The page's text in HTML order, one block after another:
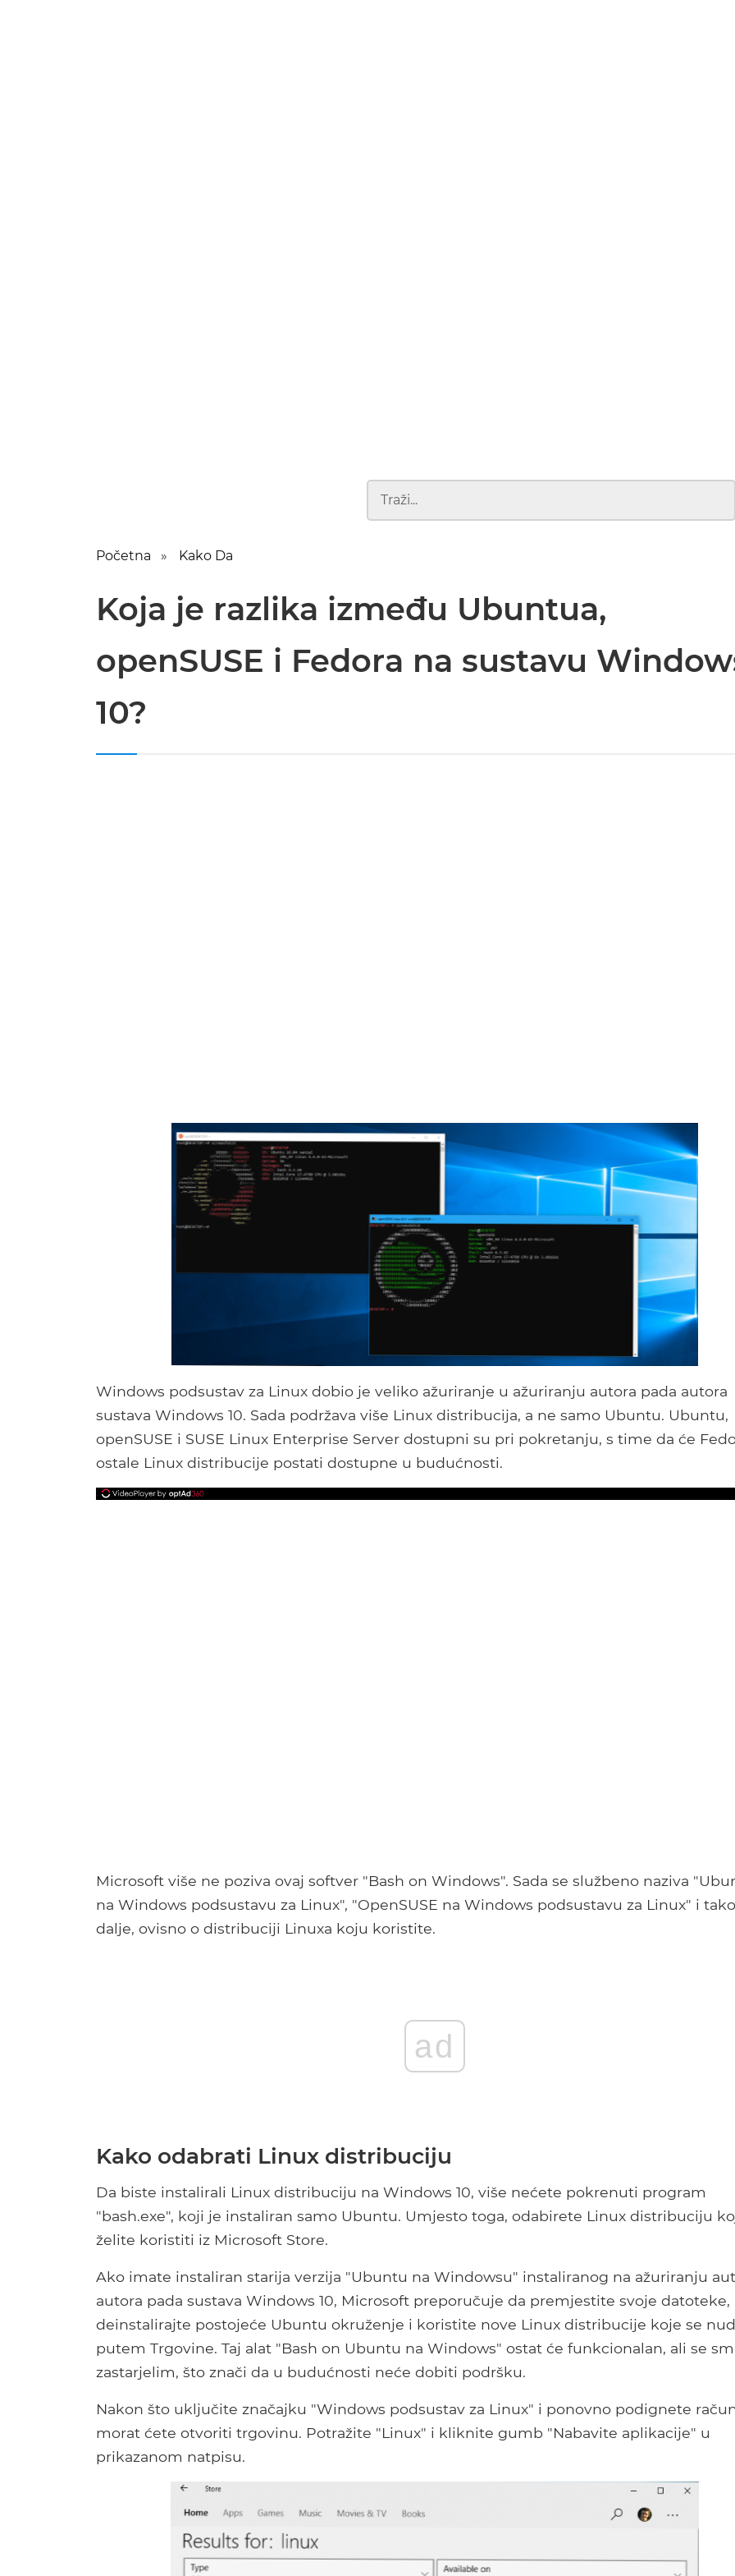
Početna Kako Da
Koja je razlika između Ubuntua,
openSUSE i Fedora na sustavu
10?
Windows podsustav za Linux dobio je veliko ažuriranje u ažuriranju autora pada autora
sustava Windows 10. Sada podržava više Linux distribucija, a ne samo Ubuntu. Ubuntu,
openSUSE i SUSE Linux Enterprise Server dostupni su pri pokretanju, s time da će
ostale Linux distribucije postati dostupne u budućnosti.
Microsoft više ne poziva ovaj softver "Bash on Windows". Sada se službeno naziva
na Windows podsustavu za Linux", "OpenSUSE na Windows podsustavu za Linux" i tako
dalje, ovisno o distribuciji Linuxa koju koristite.
ad
Kako odabrati Linux distribuciju
Da biste instalirali Linux distribuciju na Windows 10, više nećete pokrenuti program
"bash.exe", koji je instaliran samo Ubuntu. Umjesto toga, odabirete Linux distribuciju
želite koristiti iz Microsoft Store.
Ako imate instaliran starija verzija "Ubuntu na Windowsu" instaliranog na ažuriranju
autora pada sustava Windows 10, Microsoft preporučuje da premjestite svoje datoteke,
deinstalirajte postojeće Ubuntu okruženje i koristite nove Linux distribucije koje se
putem Trgovine. Taj alat "Bash on Ubuntu na Windows" ostat će funkcionalan, ali se
zastarjelim, što znači da u budućnosti neće dobiti podršku.
Nakon što uključite značajku "Windows podsustav za Linux" i ponovno podignete
morat ćete otvoriti trgovinu. Potražite "Linux" i kliknite gumb "Nabavite aplikacije" u
prikazanom natpisu.